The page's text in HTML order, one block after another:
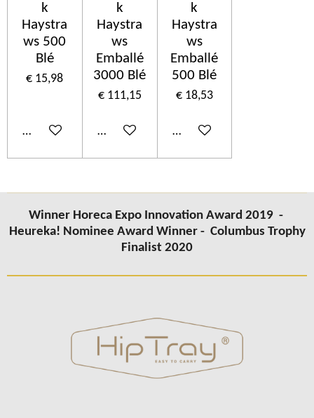
k
Haystra
ws 500
Blé
€ 15,98
In winkelwagen
k
Haystra
ws
Emballé
3000 Blé
€ 111,15
In winkelwagen
k
Haystra
ws
Emballé
500 Blé
€ 18,53
In winkelwagen
Winner Horeca Expo Innovation Award 2019 -
Heureka! Nominee Award Winner - Columbus Trophy
Finalist 2020